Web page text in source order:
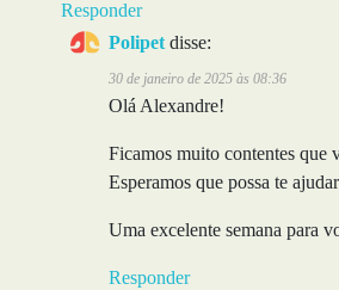
Responder
Polipet disse:
30 de janeiro de 2025 às 08:36
Olá Alexandre!
Ficamos muito contentes que
Esperamos que possa te
Uma excelente semana para
Responder